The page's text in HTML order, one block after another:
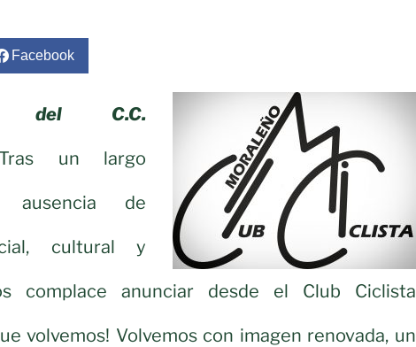
Facebook
del C.C.
un largo
ausencia de
cultural y
complace anunciar desde el Club Ciclista
volvemos! Volvemos con imagen renovada, un